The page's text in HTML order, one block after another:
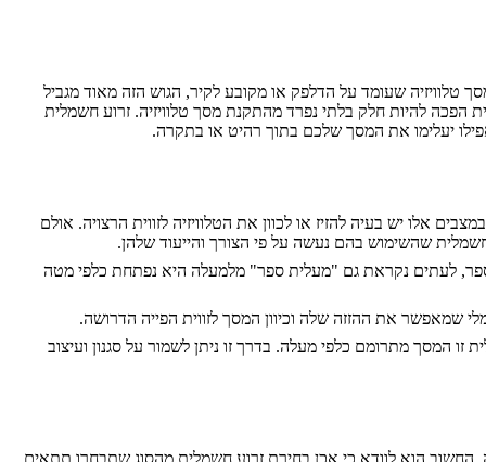
שעומד על הדלפק או מקובע לקיר, הגוש הזה מאוד מגביל
להיות חלק בלתי נפרד מהתקנת מסך טלוויזיה. זרוע חשמלית
יעלימו את המסך שלכם בתוך רהיט או בתקרה.
אלו יש בעיה להזיז או לכוון את הטלוויזיה לזווית הרצויה. אולם
שהשימוש בהם נעשה על פי הצורך והייעוד שלהן.
ספר, לעתים נקראת גם "מעלית ספר" מלמעלה היא נפתחת כלפי מטה
שמאפשר את ההזזה שלה וכיוון המסך לזווית הפייה הדרושה.
המסך מתרומם כלפי מעלה. בדרך זו ניתן לשמור על סגנון ועיצוב
החשוב הוא לוודא כי אכן בחירת זרוע חשמלית מהסוג שתבחרו תתאים